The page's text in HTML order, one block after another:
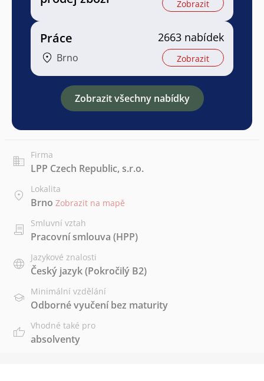
Zobrazit
Práce
Brno
2663 nabídek
Zobrazit
Zobrazit všechny nabídky
Firma
LPP Czech Republic, s.r.o.
Lokalita
Brno Zobrazit na mapě
Smluvní vztah
Pracovní smlouva (HPP)
Jazykové znalosti
Český jazyk(Pokročilý B2)
Minimální vzdělání
Odborné vyučení bez maturity
Vhodné také pro
absolventy